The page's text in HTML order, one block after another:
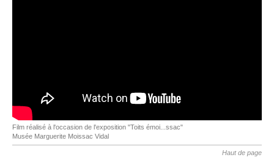
Film réalisé à l'occasion de l'exposition "Toits émoi...ssac"
Musée Marguerite Moissac Vidal
Haut de page